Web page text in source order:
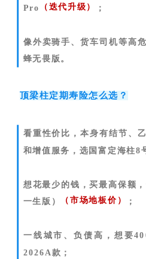
Pro （迭代升级） ；
像外卖骑手、货车司机等高
蜂无畏版。
顶梁柱定期寿险怎么选？
看重性价比，本身有结节、
和增值服务，选国富定海柱8
想花最少的钱，买最高保额
一生版）
（市场地板价） ；
一线城市、负债高，想要
2026A款；